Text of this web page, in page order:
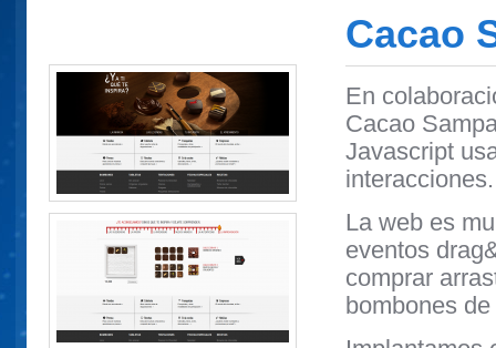
Cacao
En
Cacao
Javascript
interacciones.
La web es
eventos
comprar
bombones